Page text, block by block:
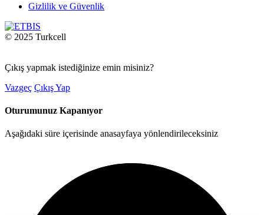
Gizlilik ve Güvenlik
© 2025 Turkcell
Çıkış yapmak istediğinize emin misiniz?
Vazgeç Çıkış Yap
Oturumunuz Kapanıyor
Aşağıdaki süre içerisinde anasayfaya yönlendirileceksiniz